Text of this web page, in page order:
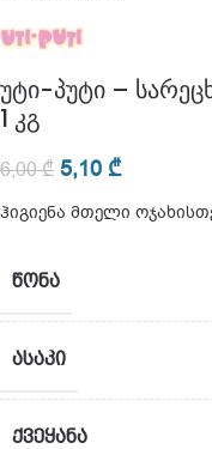
უტი-პუტი –
1 კგ
6,00₾ 5,10 ₾
ჰიგიენა მთელი
ᲬᲝᲜᲐ
ᲐᲡᲐᲙᲘ
ᲥᲕᲔᲧᲐᲜᲐ